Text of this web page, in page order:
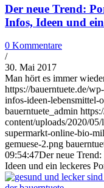
Der neue Trend:
Infos, Ideen und
0 Kommentare
/
30. Mai 2017
Man hört es immer
https://bauerntuete.de/
infos-ideen-lebensmittel-
bauerntuete_admin
content/uploads/2020/
supermarkt-online-bio-
gemuese-2.png
09:54:47Der neue
Ideen und ein leckeres